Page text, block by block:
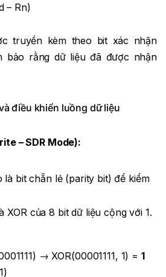
– Rn)
truyền kèm theo bit xác nhận
bảo rằng dữ liệu đã được nhận
điều khiển luồng dữ liệu
– SDR Mode):
là bit chẵn lẻ (parity bit) để kiểm
XOR của 8 bit dữ liệu cộng với 1.
→ XOR(00001111, 1) = 1